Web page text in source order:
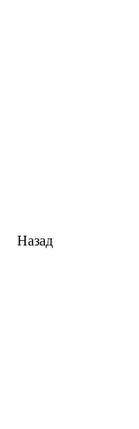
Назад